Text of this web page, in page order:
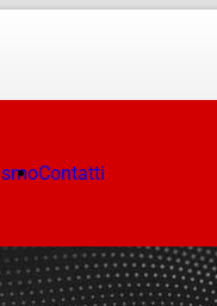
Contatti